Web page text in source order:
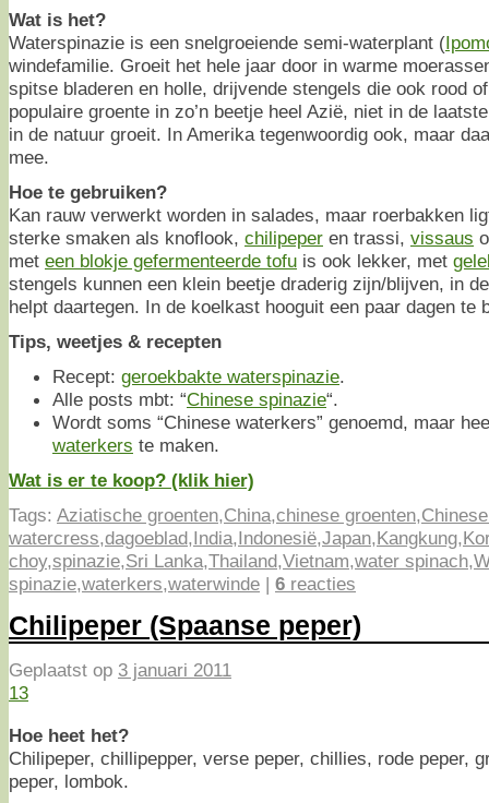
Wat is het?
Waterspinazie is een snelgroeiende semi-waterplant (
windefamilie. Groeit het hele jaar door in warme
spitse bladeren en holle, drijvende stengels die ook rood
populaire groente in zo’n beetje heel Azië, niet in de
in de natuur groeit. In Amerika tegenwoordig ook, maar
mee.
Hoe te gebruiken?
Kan rauw verwerkt worden in salades, maar roerbakken
sterke smaken als knoflook, chilipeper en trassi, vissaus
met een blokje gefermenteerde tofu is ook lekker, met
stengels kunnen een klein beetje draderig zijn/blijven, in
helpt daartegen. In de koelkast hooguit een paar dagen te
Tips, weetjes & recepten
Recept: geroekbakte waterspinazie.
Alle posts mbt: “Chinese spinazie“.
Wordt soms “Chinese waterkers” genoemd, maar
waterkers te maken.
Wat is er te koop? (klik hier)
Tags: Aziatische groenten,China,chinese groenten,
watercress,dagoeblad,India,Indonesië,Japan,Kangkung,
choy,spinazie,Sri Lanka,Thailand,Vietnam,water spinach,
spinazie,waterkers,waterwinde | 6 reacties
Chilipeper (Spaanse peper)
Geplaatst op 3 januari 2011
13
Hoe heet het?
Chilipeper, chillipepper, verse peper, chillies, rode peper,
peper, lombok.